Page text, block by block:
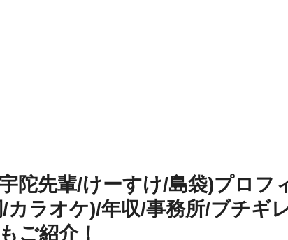
陀先輩/けーすけ/島袋)プロフ
ラオケ)/年収/事務所/ブチギ
ご紹介！